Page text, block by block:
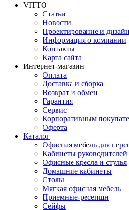
VITTO
Статьи
Новости
Проектирование и дизайн
Информация о компании
Контакты
Карта сайта
Интернет-магазин
Оплата
Доставка и сборка
Возврат и обмен
Гарантия
Сервис
Корпоративным
Оферта
Каталог
Офисная мебель для
Кабинеты руководителей
Офисные кресла и стулья
Домашние кабинеты
Столы
Мягкая офисная мебель
Приемные-ресепшн
Сейфы